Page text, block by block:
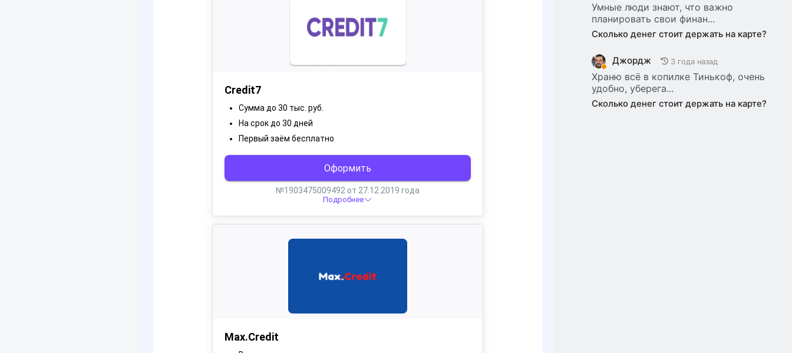
Умные люди знают, что важно
планировать свои финан...
Сколько денег стоит держать на карте?
Джордж 3 года назад
Храню всё в копилке Тинькоф, очень
удобно, уберега...
Сколько денег стоит держать на карте?